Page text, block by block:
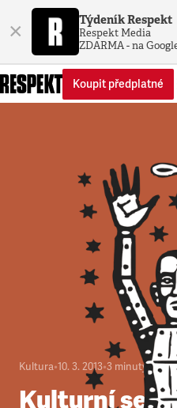
× Týdeník Respekt
Respekt Media
ZDARMA - na
Koupit předplatné
Kultura•10. 3. 2013•3 minuty
Kulturní